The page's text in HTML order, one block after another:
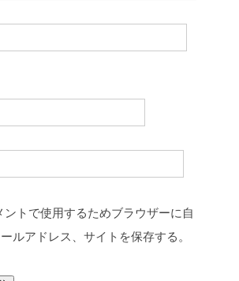
ントで使用するためブラウザーに自
ルアドレス、サイトを保存する。